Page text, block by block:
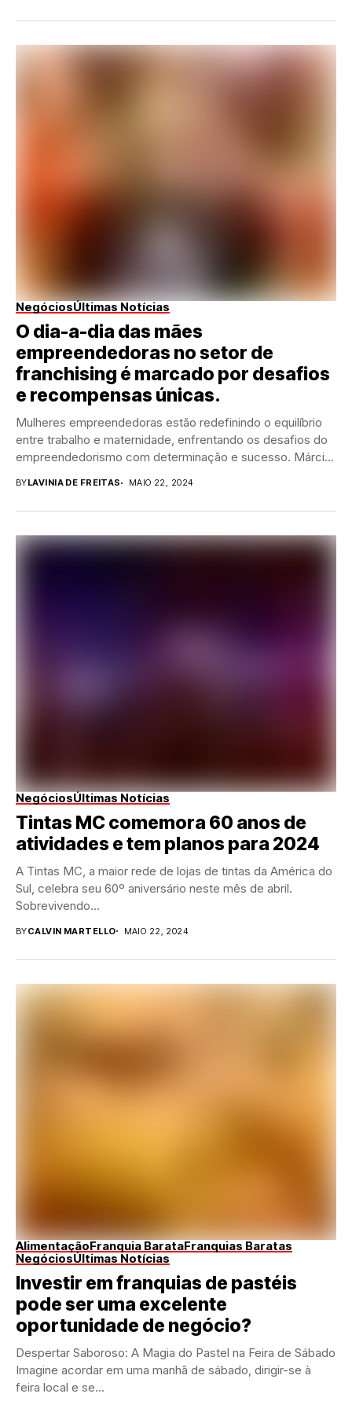
NegóciosÚltimas Notícias
O dia-a-dia das mães
empreendedoras no setor de
franchising é marcado por desafios
e recompensas únicas.
Mulheres empreendedoras estão redefinindo o equilíbrio
entre trabalho e maternidade, enfrentando os desafios do
empreendedorismo com determinação e sucesso. Márcia
BYLAVINIA DE FREITAS MAIO 22, 2024
NegóciosÚltimas Notícias
Tintas MC comemora 60 anos de
atividades e tem planos para 2024
A Tintas MC, a maior rede de lojas de tintas da América do
Sul, celebra seu 60º aniversário neste mês de abril.
Sobrevivendo...
BYCALVIN MARTELLO MAIO 22, 2024
AlimentaçãoFranquia BarataFranquias Baratas
NegóciosÚltimas Notícias
Investir em franquias de pastéis
pode ser uma excelente
oportunidade de negócio?
Despertar Saboroso: A Magia do Pastel na Feira de Sábado
Imagine acordar em uma manhã de sábado, dirigir-se à
feira local e se...